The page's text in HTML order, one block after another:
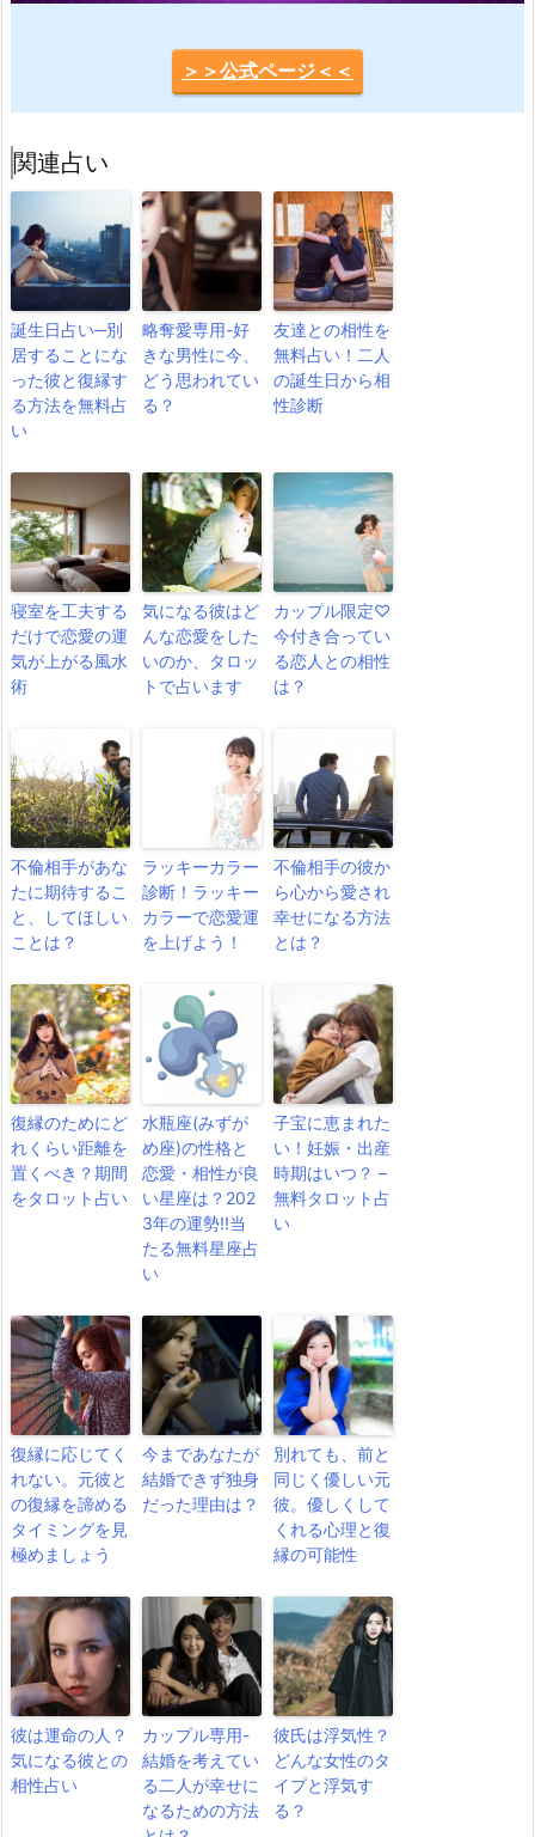
＞＞公式ページ＜＜
関連占い
誕生日占い─別
居することにな
った彼と復縁す
る方法を無料占
い
略奪愛専用-好
きな男性に今、
どう思われてい
る？
友達との相性を
無料占い！二人
の誕生日から相
性診断
寝室を工夫する
だけで恋愛の運
気が上がる風水
術
気になる彼はど
んな恋愛をした
いのか、タロッ
トで占います
カップル限定♡
今付き合ってい
る恋人との相性
は？
不倫相手があな
たに期待するこ
と、してほしい
ことは？
ラッキーカラー
診断！ラッキー
カラーで恋愛運
を上げよう！
不倫相手の彼か
ら心から愛され
幸せになる方法
とは？
復縁のためにど
れくらい距離を
置くべき？期間
をタロット占い
水瓶座(みずが
め座)の性格と
恋愛・相性が良
い星座は？202
3年の運勢!!当
たる無料星座占
い
子宝に恵まれた
い！妊娠・出産
時期はいつ？ –
無料タロット占
い
復縁に応じてく
れない。元彼と
の復縁を諦める
タイミングを見
極めましょう
今まであなたが
結婚できず独身
だった理由は？
別れても、前と
同じく優しい元
彼。優しくして
くれる心理と復
縁の可能性
彼は運命の人？
気になる彼との
相性占い
カップル専用-
結婚を考えてい
る二人が幸せに
なるための方法
彼氏は浮気性？
どんな女性のタ
イプと浮気す
る？